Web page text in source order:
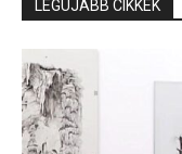
LEGÚJABB CIKKEK